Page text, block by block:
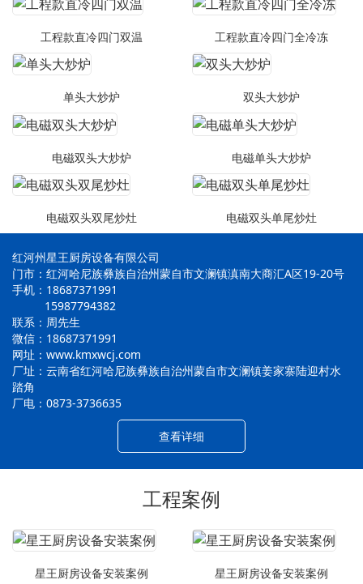
工程款直冷四门双温 工程款直冷四门全冷冻
单头大炒炉 双头大炒炉
电磁双头大炒炉 电磁单头大炒炉
电磁双头双尾炒灶 电磁双头单尾炒灶
红河州星王厨房设备有限公司
门市：红河哈尼族彝族自治州蒙自市文澜镇滇南大商汇A区19-20号
手机：18687371991
15987794382
联系：周先生
微信：18687371991
网址：www.kmxwcj.com
厂址：云南省红河哈尼族彝族自治州蒙自市文澜镇姜家寨陆迎村水
踏角
厂电：0873-3736635
查看详细
工程案例
星王厨房设备安装案例 星王厨房设备安装案例